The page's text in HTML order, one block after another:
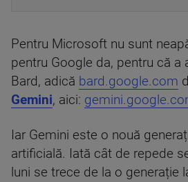
Pentru Microsoft nu sunt
pentru Google da, pentru că a
Bard, adică bard.google.com
Gemini, aici:
Iar Gemini este o nouă
artificială. Iată cât de repede
luni se trece de la o generație